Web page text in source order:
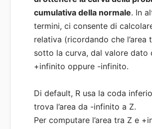
cumulativa della normale. In
termini, ci consente di
relativa (ricordando che l’area
sotto la curva, dal valore dato
+infinito oppure -infinito.
Di default, R usa la coda
trova l’area da -infinito a Z.
Per computare l’area tra Z e